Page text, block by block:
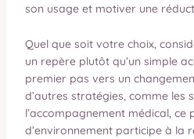
son usage et motiver une
Quel que soit votre choix,
un repère plutôt qu’un simple
premier pas vers un
d’autres stratégies, comme les
l’accompagnement médical, ce
d’environnement participe à la